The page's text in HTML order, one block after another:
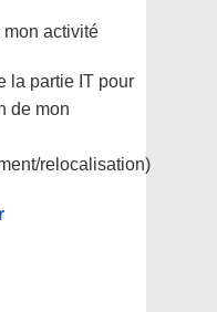
activité
la partie IT pour
de mon
relocalisation)